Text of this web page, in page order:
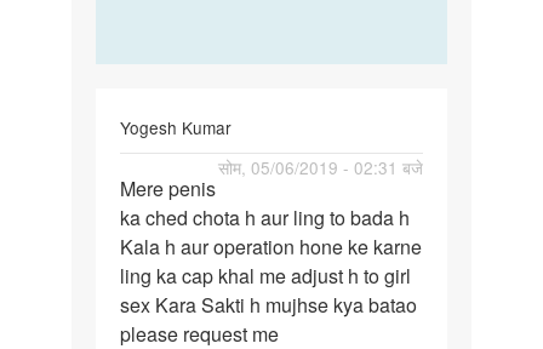
Yogesh Kumar
सोम, 05/06/2019 - 02:31 बजे
Mere
penis
ka
ched
chota
h…
Mere penis
ka ched chota h aur ling to bada h
Kala h aur operation hone ke karne
ling ka cap khal me adjust h to girl
sex Kara Sakti h mujhse kya batao
please request me